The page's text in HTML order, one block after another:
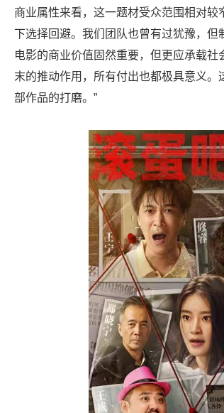
商业属性来看，这一题材受众范围相对
下选择回避。我们团队也曾有过犹豫，但
电影的商业价值固然重要，但更应承载
末的推动作用，所有付出也都极具意义
部作品的打磨。”